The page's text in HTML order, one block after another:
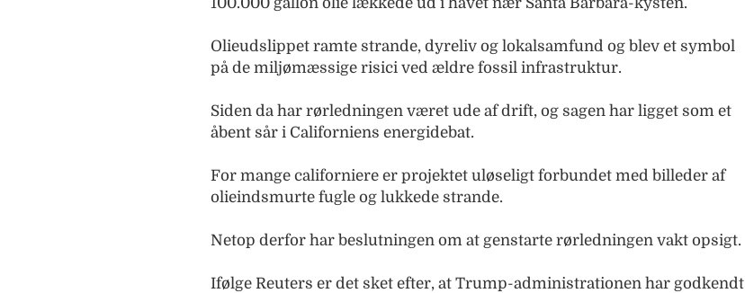
Olieudslippet ramte strande, dyreliv og lokalsamfund og blev et symbol
på de miljømæssige risici ved ældre fossil infrastruktur.
Siden da har rørledningen været ude af drift, og sagen har ligget som et
åbent sår i Californiens energidebat.
For mange californiere er projektet uløseligt forbundet med billeder af
olieindsmurte fugle og lukkede strande.
Netop derfor har beslutningen om at genstarte rørledningen vakt opsigt.
Ifølge Reuters er det sket efter, at Trump-administrationen har godkendt